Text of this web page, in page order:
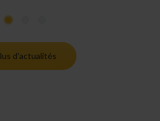
d'actualités